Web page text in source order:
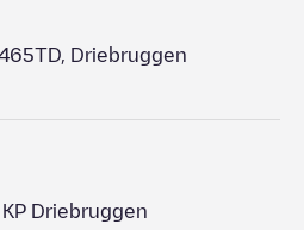
Driebruggen
Driebruggen